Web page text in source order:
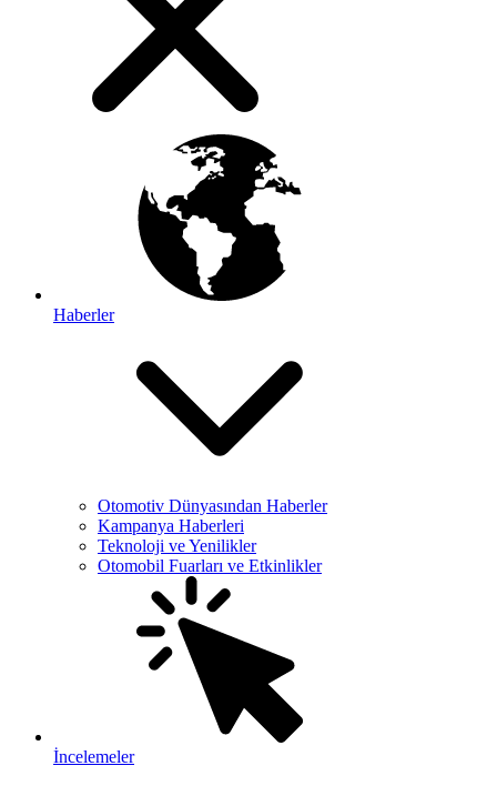
Haberler
Otomotiv Dünyasından Haberler
Kampanya Haberleri
Teknoloji ve Yenilikler
Otomobil Fuarları ve Etkinlikler
İncelemeler